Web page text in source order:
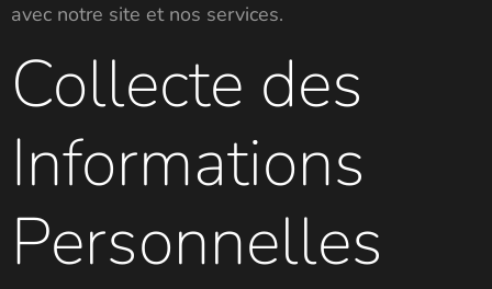
avec notre site et nos services.
Collecte des
Informations
Personnelles